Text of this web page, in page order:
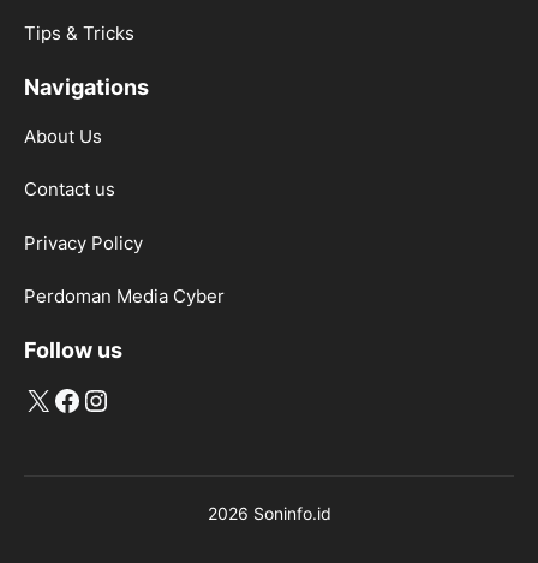
Tips & Tricks
Navigations
About Us
Contact us
Privacy Policy
Perdoman Media Cyber
Follow us
X Facebook
Instagram
2026 Soninfo.id